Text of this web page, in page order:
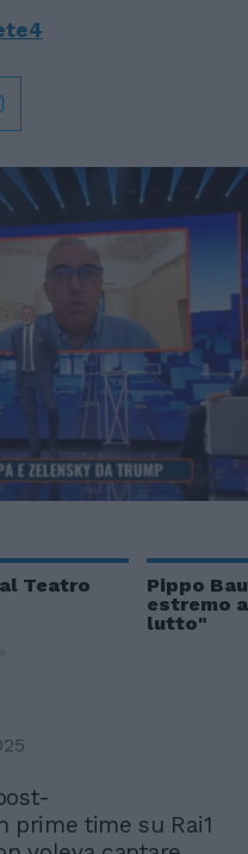
Teatro
Pippo
estremo
lutto"
prime time su Rai1